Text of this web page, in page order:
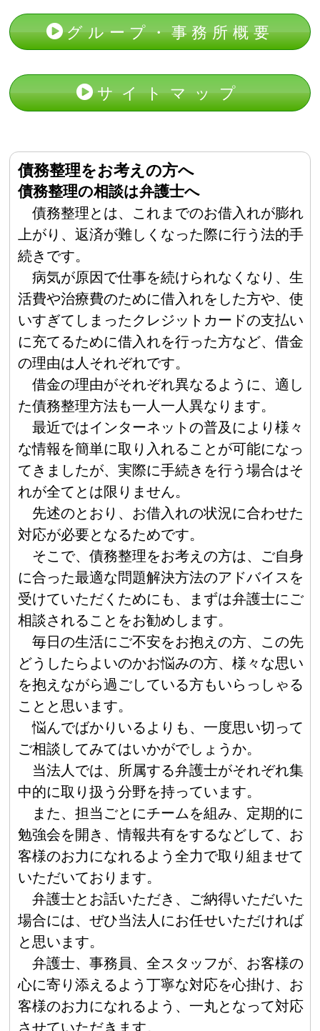
グループ・事務所概要
サイトマップ
債務整理をお考えの方へ
債務整理の相談は弁護士へ
債務整理とは、これまでのお借入れが膨れ
上がり、返済が難しくなった際に行う法的手
続きです。
病気が原因で仕事を続けられなくなり、生
活費や治療費のために借入れをした方や、使
いすぎてしまったクレジットカードの支払い
に充てるために借入れを行った方など、借金
の理由は人それぞれです。
借金の理由がそれぞれ異なるように、適し
た債務整理方法も一人一人異なります。
最近ではインターネットの普及により様々
な情報を簡単に取り入れることが可能になっ
てきましたが、実際に手続きを行う場合はそ
れが全てとは限りません。
先述のとおり、お借入れの状況に合わせた
対応が必要となるためです。
そこで、債務整理をお考えの方は、ご自身
に合った最適な問題解決方法のアドバイスを
受けていただくためにも、まずは弁護士にご
相談されることをお勧めします。
毎日の生活にご不安をお抱えの方、この先
どうしたらよいのかお悩みの方、様々な思い
を抱えながら過ごしている方もいらっしゃる
ことと思います。
悩んでばかりいるよりも、一度思い切って
ご相談してみてはいかがでしょうか。
当法人では、所属する弁護士がそれぞれ集
中的に取り扱う分野を持っています。
また、担当ごとにチームを組み、定期的に
勉強会を開き、情報共有をするなどして、お
客様のお力になれるよう全力で取り組ませて
いただいております。
弁護士とお話いただき、ご納得いただいた
場合には、ぜひ当法人にお任せいただければ
と思います。
弁護士、事務員、全スタッフが、お客様の
心に寄り添えるよう丁寧な対応を心掛け、お
客様のお力になれるよう、一丸となって対応